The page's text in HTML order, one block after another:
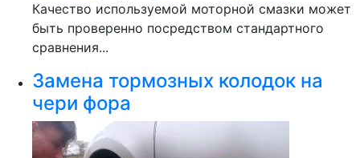
Качество используемой моторной смазки может
быть проверенно посредством стандартного
сравнения...
Замена тормозных колодок на
чери фора